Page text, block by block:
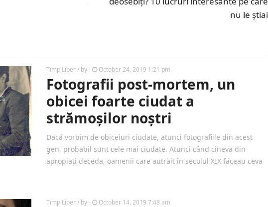
nu le știai
Timp Liber/ by- October 24, 2019 1:21 pm
Fotografii post-mortem, un
obicei foarte ciudat a
strămoșilor noștri
Dacă vorbim de obiceiuri ciudate, atunci fotografiile din acest
gen, probabil sunt cele mai ciudate. Atunci când cineva din
apropiați deceda, oamenii care autrăit în secolul XIX făceau ceva
Timp Liber/ by- October 14, 2019 7:48 am